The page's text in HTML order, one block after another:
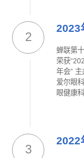
2
2023
蝉联第
荣获
年会” 主
爱尔眼
眼健康
3
2022